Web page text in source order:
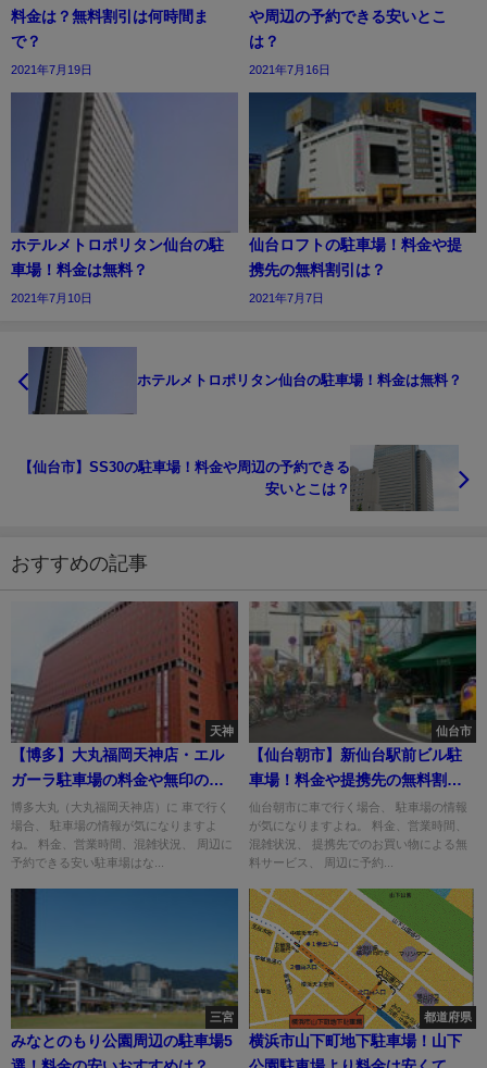
料金は？無料割引は何時間ま
で？
2021年7月19日
や周辺の予約できる安いとこ
は？
2021年7月16日
ホテルメトロポリタン仙台の駐
車場！料金は無料？
2021年7月10日
仙台ロフトの駐車場！料金や提
携先の無料割引は？
2021年7月7日
ホテルメトロポリタン仙台の駐車場！料金は無料？
【仙台市】SS30の駐車場！料金や周辺の予約できる
安いとこは？
おすすめの記事
天神
【博多】大丸福岡天神店・エル
ガーラ駐車場の料金や無印の割
引は？
博多大丸（大丸福岡天神店）に 車で行く
場合、 駐車場の情報が気になりますよ
ね。 料金、営業時間、混雑状況、 周辺に
予約できる安い駐車場はな...
仙台市
【仙台朝市】新仙台駅前ビル駐
車場！料金や提携先の無料割引
は？
仙台朝市に車で行く場合、 駐車場の情報
が気になりますよね。 料金、営業時間、
混雑状況、 提携先でのお買い物による無
料サービス、 周辺に予約...
三宮
みなとのもり公園周辺の駐車場5
都道府県
横浜市山下町地下駐車場！山下